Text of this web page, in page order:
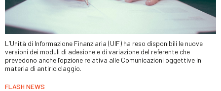
L’Unità di Informazione Finanziaria (UIF) ha reso disponibili le nuove
versioni dei moduli di adesione e di variazione del referente che
prevedono anche l’opzione relativa alle Comunicazioni oggettive in
materia di antiriciclaggio.
FLASH NEWS